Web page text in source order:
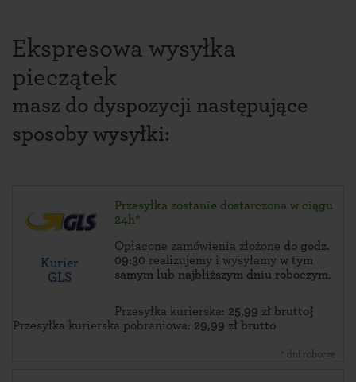
Ekspresowa wysyłka
pieczątek
masz do dyspozycji następujące
sposoby wysyłki:
Kurier
GLS
Przesyłka zostanie dostarczona w ciągu
24h*
Opłacone zamówienia złożone do godz.
09:30 realizujemy i wysyłamy w tym
samym lub najbliższym dniu roboczym.
Przesyłka kurierska: 25,99 zł brutto}
Przesyłka kurierska pobraniowa: 29,99 zł brutto
* dni robocze